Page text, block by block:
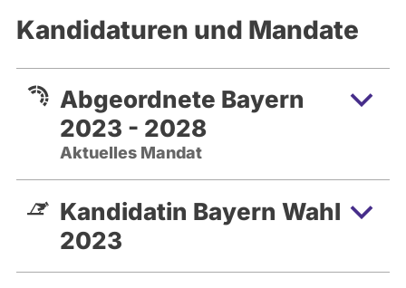
Kandidaturen und Mandate
Abgeordnete Bayern
2023 - 2028
Aktuelles Mandat
Kandidatin Bayern Wahl
2023